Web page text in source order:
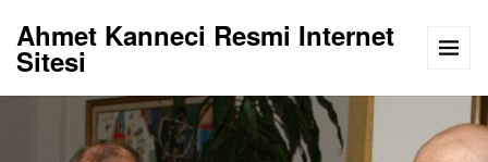
Ahmet Kanneci Resmi Internet
Sitesi